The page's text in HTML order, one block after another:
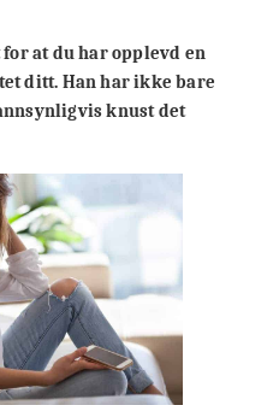
at du har opplevd en
ditt. Han har ikke bare
knust det